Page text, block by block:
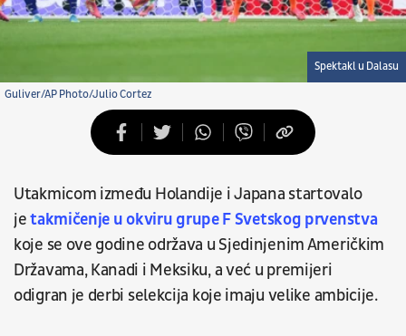
Guliver/AP Photo/Julio Cortez
Spektakl u Dalasu
Utakmicom između Holandije i Japana startovalo
jetakmičenje u okviru grupe F Svetskog prvenstva
koje se ove godine održava u Sjedinjenim Američkim
Državama, Kanadi i Meksiku, a već u premijeri
odigran je derbi selekcija koje imaju velike ambicije.